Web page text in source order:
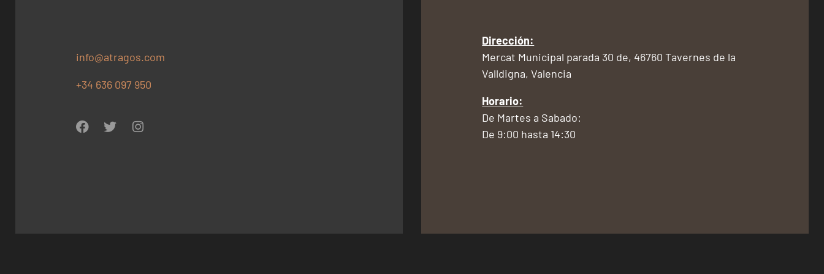
info@atragos.com
+34 636 097 950
Dirección:
Mercat Municipal parada 30 de, 46760 Tavernes de la
Valldigna, Valencia
Horario:
De Martes a Sabado:
De 9:00 hasta 14:30